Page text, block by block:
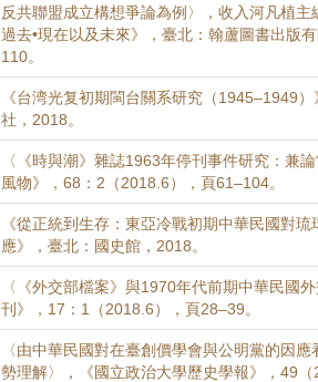
反共聯盟成立構想爭論為例〉，收入河凡植主
過去•現在以及未來》，臺北：翰蘆圖書出版
110。
《台湾光复初期閩台關系研究（1945–1949
社，2018。
〈《時與潮》雜誌1963年停刊事件研究：兼
風物》，68：2（2018.6），頁61–104。
《從正統到生存：東亞冷戰初期中華民國對
應》，臺北：國史館，2018。
〈《外交部檔案》與1970年代前期中華民國
刊》，17：1（2018.6），頁28–39。
〈由中華民國對在臺創價學會與公明黨的因
勢理解〉，《國立政治大學歷史學報》，49（